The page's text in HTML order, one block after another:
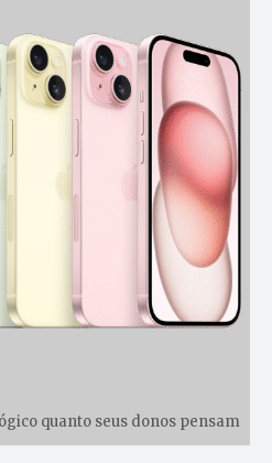
quanto seus donos pensam